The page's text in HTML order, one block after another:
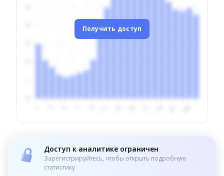
Получить доступ
Доступ к аналитике ограничен
Зарегистрируйтесь, чтобы открыть подробную
статистику